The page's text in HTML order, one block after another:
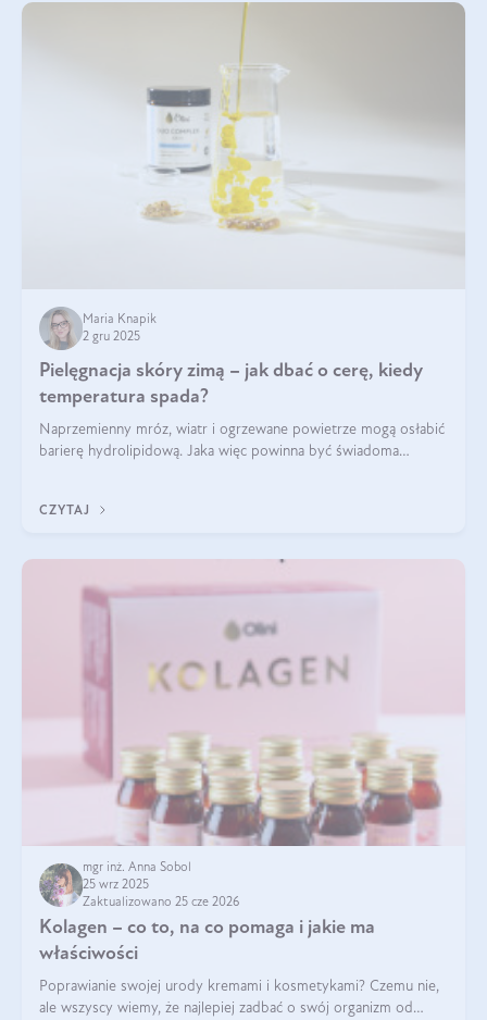
Maria Knapik
2 gru 2025
Pielęgnacja skóry zimą – jak dbać o cerę, kiedy
temperatura spada?
Naprzemienny mróz, wiatr i ogrzewane powietrze mogą osłabić
barierę hydrolipidową. Jaka więc powinna być świadoma
CZYTAJ
mgr inż. Anna Sobol
25 wrz 2025
Zaktualizowano 25 cze 2026
Kolagen – co to, na co pomaga i jakie ma
właściwości
Poprawianie swojej urody kremami i kosmetykami? Czemu nie,
ale wszyscy wiemy, że najlepiej zadbać o swój organizm od